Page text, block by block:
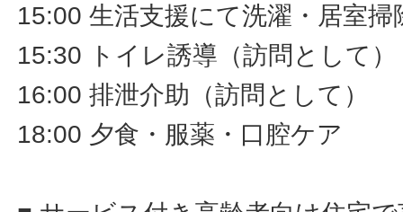
15:00 生活支援にて洗濯・居室
15:30 トイレ誘導（訪問として）
16:00 排泄介助（訪問として）
18:00 夕食・服薬・口腔ケア